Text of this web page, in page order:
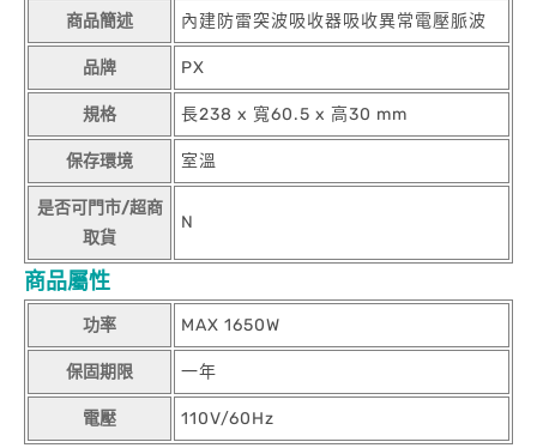
商品簡述 內建防雷突波吸收器吸收異常電壓脈波
品牌 PX
規格 長238 x 寬60.5 x 高30 mm
保存環境 室溫
是否可門市/超商
取貨
N
商品屬性
功率 MAX 1650W
保固期限 一年
電壓 110V/60Hz